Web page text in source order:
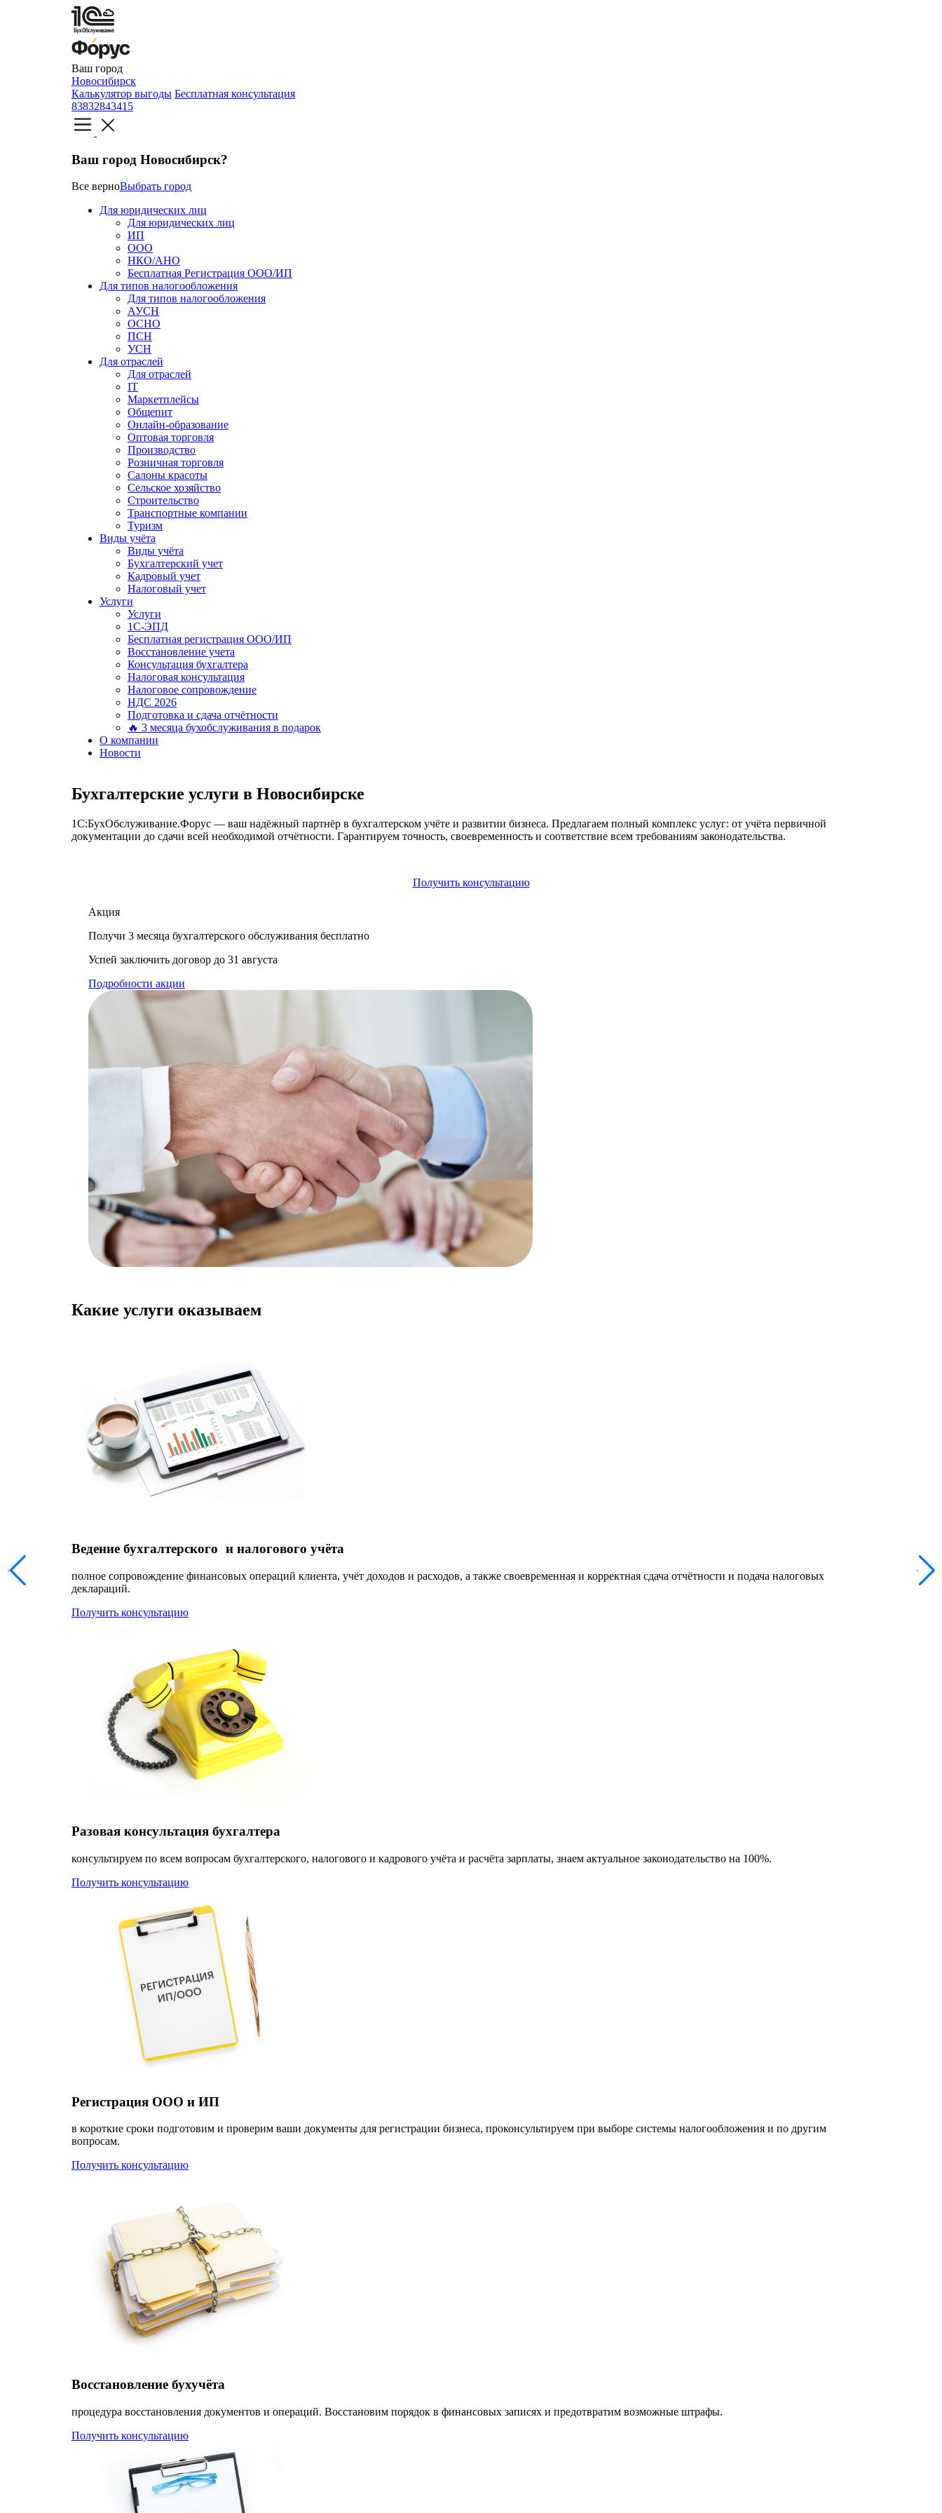
Ваш город
Новосибирск
Калькулятор выгоды Бесплатная консультация
83832843415
Ваш город Новосибирск?
Все верноВыбрать город
Для юридических лиц
Для юридических лиц
ИП
ООО
НКО/АНО
Бесплатная Регистрация ООО/ИП
Для типов налогообложения
Для типов налогообложения
АУСН
ОСНО
ПСН
УСН
Для отраслей
Для отраслей
IT
Маркетплейсы
Общепит
Онлайн-образование
Оптовая торговля
Производство
Розничная торговля
Салоны красоты
Сельское хозяйство
Строительство
Транспортные компании
Туризм
Виды учёта
Виды учёта
Бухгалтерский учет
Кадровый учет
Налоговый учет
Услуги
Услуги
1С-ЭПД
Бесплатная регистрация ООО/ИП
Восстановление учета
Консультация бухгалтера
Налоговая консультация
Налоговое сопровождение
НДС 2026
Подготовка и сдача отчётности
🔥 3 месяца бухобслуживания в подарок
О компании
Новости
Бухгалтерские услуги в Новосибирске
1С:БухОбслуживание.Форус — ваш надёжный партнёр в бухгалтерском учёте и развитии бизнеса. Предлагаем полный комплекс услуг: от учёта первичной
документации до сдачи всей необходимой отчётности. Гарантируем точность, своевременность и соответствие всем требованиям законодательства.
Получить консультацию
Акция
Получи 3 месяца бухгалтерского обслуживания бесплатно
Успей заключить договор до 31 августа
Подробности акции
Какие услуги оказываем
Ведение бухгалтерского и налогового учёта
полное сопровождение финансовых операций клиента, учёт доходов и расходов, а также своевременная и корректная сдача отчётности и подача налоговых
деклараций.
Получить консультацию
Разовая консультация бухгалтера
консультируем по всем вопросам бухгалтерского, налогового и кадрового учёта и расчёта зарплаты, знаем актуальное законодательство на 100%.
Получить консультацию
Регистрация ООО и ИП
в короткие сроки подготовим и проверим ваши документы для регистрации бизнеса, проконсультируем при выборе системы налогообложения и по другим
вопросам.
Получить консультацию
Восстановление бухучёта
процедура восстановления документов и операций. Восстановим порядок в финансовых записях и предотвратим возможные штрафы.
Получить консультацию